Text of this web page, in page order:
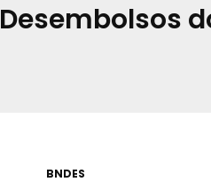
Desembolsos
BNDES